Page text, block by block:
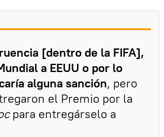
[dentro de la FIFA],
a EEUU o por lo
alguna sanción, pero
el Premio por la
para entregárselo a